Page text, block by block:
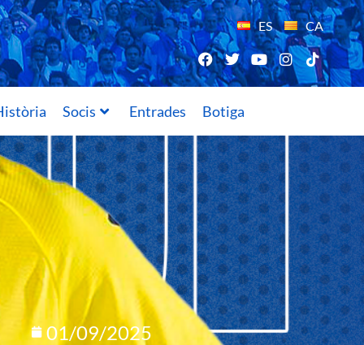
ES CA
Socis Entrades Botiga
01/09/2025